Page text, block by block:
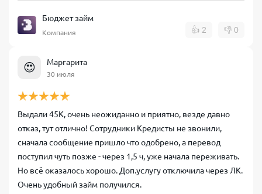
Бюджет займ
Компания 👍 2 👎 0
😍 Маргарита
30 июля
Выдали 45К, очень неожиданно и приятно, везде давно
отказ, тут отлично! Сотрудники Кредисты не звонили,
сначала сообщение пришло что одобрено, а перевод
поступил чуть позже - через 1,5 ч, уже начала переживать.
Но всё оказалось хорошо. Доп.услугу отключила через ЛК.
Очень удобный займ получился.